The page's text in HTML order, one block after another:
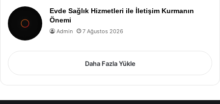
Evde Sağlık Hizmetleri ile İletişim Kurmanın
Önemi
Admin 7 Ağustos 2026
Daha Fazla Yükle